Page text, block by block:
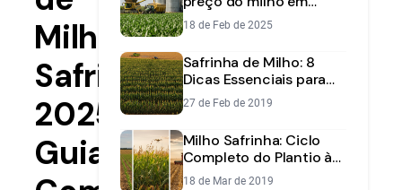
Milho
Safrinha
2025:
Guia
2026: cotações,
projeções e o cenário
da safra
18 de Feb de 2025
Safrinha de Milho: 8
Dicas Essenciais para
Aumentar sua
Produtividade
27 de Feb de 2019
Milho Safrinha: Ciclo
Completo do Plantio à
Colheita | Aegro
18 de Mar de 2019